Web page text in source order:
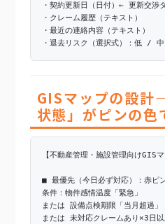
・契約更新日（日付）← 更新交渉
・クレーム履歴（テキスト）
・最近の連絡内容（テキスト）
・退去リスク（選択式）：低 /
GISマップの設
状態」がピンの色
【不動産管理・施設管理向けGISマ
■ 最優先（今日必ず対応）：赤ピ
条件：物件感情温度「緊急」
または 設備点検期限「当月超過」
または 未対応クレームあり×3日以